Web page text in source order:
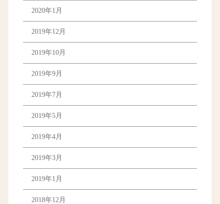
2020年1月
2019年12月
2019年10月
2019年9月
2019年7月
2019年5月
2019年4月
2019年3月
2019年1月
2018年12月